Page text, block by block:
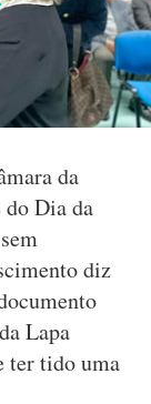
da
do Dia da
diz
Lapa
ter tido uma